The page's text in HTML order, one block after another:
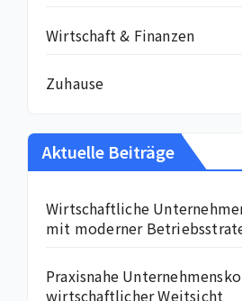
Wirtschaft & Finanzen
Zuhause
Aktuelle Beiträge
Wirtschaftliche
mit moderner
Praxisnahe
wirtschaftlicher Weitsicht